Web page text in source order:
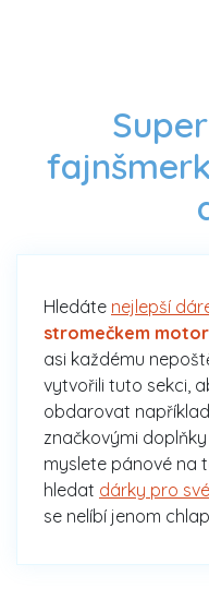
Hledáte nejlepší
stromečkem
asi každému
vytvořili tuto sekci,
obdarovat
značkovými
myslete pánové na
hledat dárky pro
se nelíbí jenom